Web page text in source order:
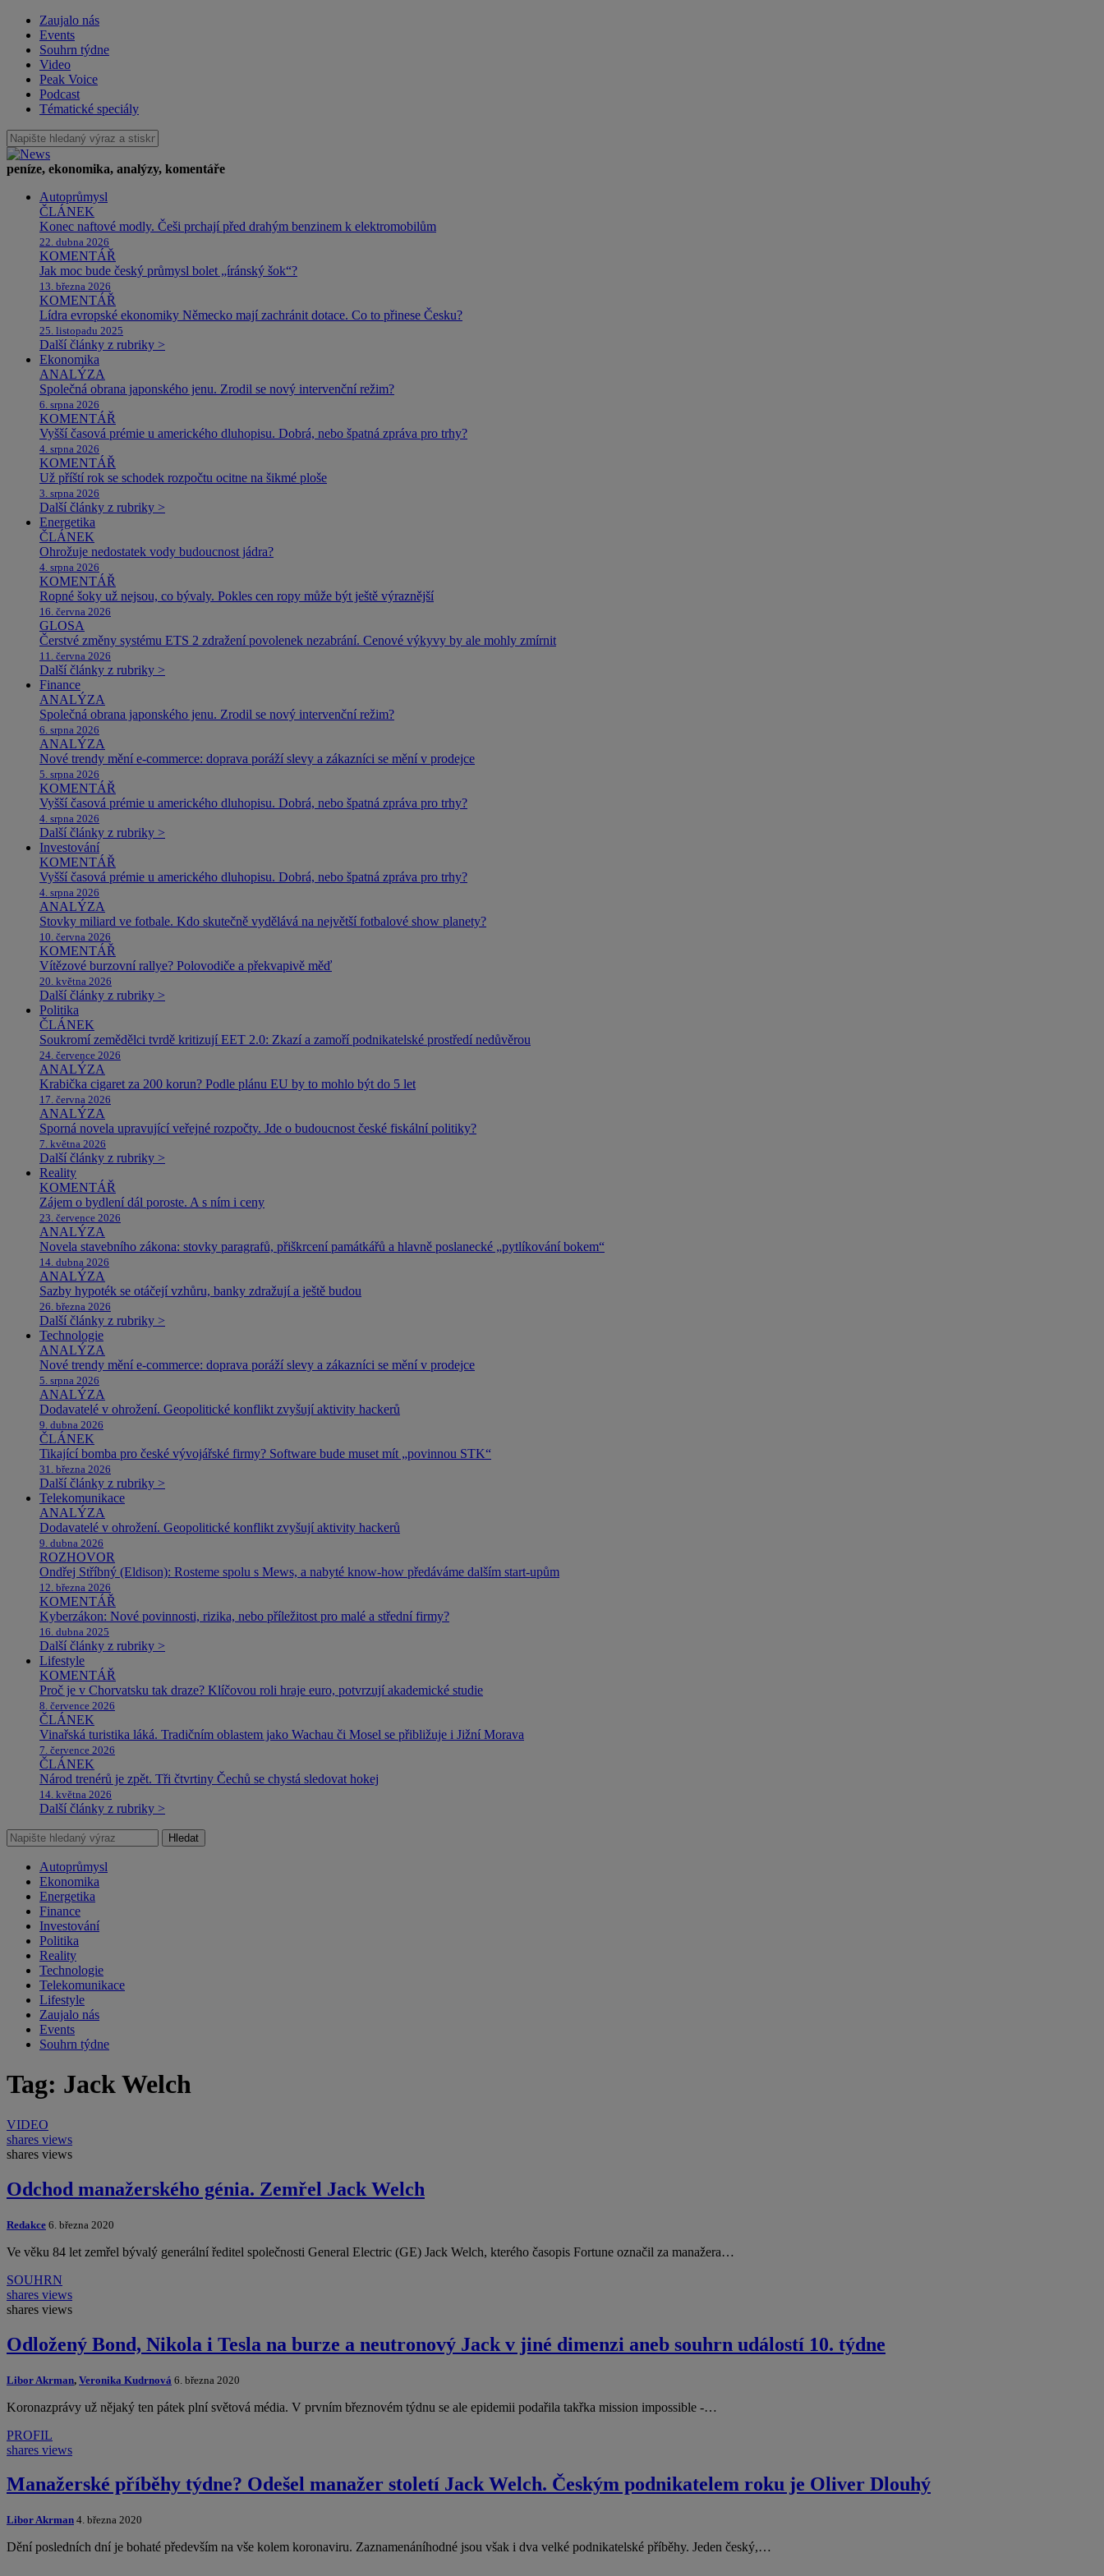
Zaujalo nás
Events
Souhrn týdne
Video
Peak Voice
Podcast
Tématické speciály
peníze, ekonomika, analýzy, komentáře
Autoprůmysl
ČLÁNEK
Konec naftové modly. Češi prchají před drahým benzinem k elektromobilům
22. dubna 2026
KOMENTÁŘ
Jak moc bude český průmysl bolet „íránský šok“?
13. března 2026
KOMENTÁŘ
Lídra evropské ekonomiky Německo mají zachránit dotace. Co to přinese Česku?
25. listopadu 2025
Další články z rubriky >
Ekonomika
ANALÝZA
Společná obrana japonského jenu. Zrodil se nový intervenční režim?
6. srpna 2026
KOMENTÁŘ
Vyšší časová prémie u amerického dluhopisu. Dobrá, nebo špatná zpráva pro trhy?
4. srpna 2026
KOMENTÁŘ
Už příští rok se schodek rozpočtu ocitne na šikmé ploše
3. srpna 2026
Další články z rubriky >
Energetika
ČLÁNEK
Ohrožuje nedostatek vody budoucnost jádra?
4. srpna 2026
KOMENTÁŘ
Ropné šoky už nejsou, co bývaly. Pokles cen ropy může být ještě výraznější
16. června 2026
GLOSA
Čerstvé změny systému ETS 2 zdražení povolenek nezabrání. Cenové výkyvy by ale mohly zmírnit
11. června 2026
Další články z rubriky >
Finance
ANALÝZA
Společná obrana japonského jenu. Zrodil se nový intervenční režim?
6. srpna 2026
ANALÝZA
Nové trendy mění e-commerce: doprava poráží slevy a zákazníci se mění v prodejce
5. srpna 2026
KOMENTÁŘ
Vyšší časová prémie u amerického dluhopisu. Dobrá, nebo špatná zpráva pro trhy?
4. srpna 2026
Další články z rubriky >
Investování
KOMENTÁŘ
Vyšší časová prémie u amerického dluhopisu. Dobrá, nebo špatná zpráva pro trhy?
4. srpna 2026
ANALÝZA
Stovky miliard ve fotbale. Kdo skutečně vydělává na největší fotbalové show planety?
10. června 2026
KOMENTÁŘ
Vítězové burzovní rallye? Polovodiče a překvapivě měď
20. května 2026
Další články z rubriky >
Politika
ČLÁNEK
Soukromí zemědělci tvrdě kritizují EET 2.0: Zkazí a zamoří podnikatelské prostředí nedůvěrou
24. července 2026
ANALÝZA
Krabička cigaret za 200 korun? Podle plánu EU by to mohlo být do 5 let
17. června 2026
ANALÝZA
Sporná novela upravující veřejné rozpočty. Jde o budoucnost české fiskální politiky?
7. května 2026
Další články z rubriky >
Reality
KOMENTÁŘ
Zájem o bydlení dál poroste. A s ním i ceny
23. července 2026
ANALÝZA
Novela stavebního zákona: stovky paragrafů, přiškrcení památkářů a hlavně poslanecké „pytlíkování bokem“
14. dubna 2026
ANALÝZA
Sazby hypoték se otáčejí vzhůru, banky zdražují a ještě budou
26. března 2026
Další články z rubriky >
Technologie
ANALÝZA
Nové trendy mění e-commerce: doprava poráží slevy a zákazníci se mění v prodejce
5. srpna 2026
ANALÝZA
Dodavatelé v ohrožení. Geopolitické konflikt zvyšují aktivity hackerů
9. dubna 2026
ČLÁNEK
Tikající bomba pro české vývojářské firmy? Software bude muset mít „povinnou STK“
31. března 2026
Další články z rubriky >
Telekomunikace
ANALÝZA
Dodavatelé v ohrožení. Geopolitické konflikt zvyšují aktivity hackerů
9. dubna 2026
ROZHOVOR
Ondřej Stříbný (Eldison): Rosteme spolu s Mews, a nabyté know-how předáváme dalším start-upům
12. března 2026
KOMENTÁŘ
Kyberzákon: Nové povinnosti, rizika, nebo příležitost pro malé a střední firmy?
16. dubna 2025
Další články z rubriky >
Lifestyle
KOMENTÁŘ
Proč je v Chorvatsku tak draze? Klíčovou roli hraje euro, potvrzují akademické studie
8. července 2026
ČLÁNEK
Vinařská turistika láká. Tradičním oblastem jako Wachau či Mosel se přibližuje i Jižní Morava
7. července 2026
ČLÁNEK
Národ trenérů je zpět. Tři čtvrtiny Čechů se chystá sledovat hokej
14. května 2026
Další články z rubriky >
Hledat
Autoprůmysl
Ekonomika
Energetika
Finance
Investování
Politika
Reality
Technologie
Telekomunikace
Lifestyle
Zaujalo nás
Events
Souhrn týdne
Tag: Jack Welch
VIDEO
shares views
shares views
Odchod manažerského génia. Zemřel Jack Welch
Redakce 6. března 2020
Ve věku 84 let zemřel bývalý generální ředitel společnosti General Electric (GE) Jack Welch, kterého časopis Fortune označil za manažera…
SOUHRN
shares views
shares views
Odložený Bond, Nikola i Tesla na burze a neutronový Jack v jiné dimenzi aneb souhrn událostí 10. týdne
Libor Akrman, Veronika Kudrnová 6. března 2020
Koronazprávy už nějaký ten pátek plní světová média. V prvním březnovém týdnu se ale epidemii podařila takřka mission impossible -…
PROFIL
shares views
Manažerské příběhy týdne? Odešel manažer století Jack Welch. Českým podnikatelem roku je Oliver Dlouhý
Libor Akrman 4. března 2020
Dění posledních dní je bohaté především na vše kolem koronaviru. Zaznamenáníhodné jsou však i dva velké podnikatelské příběhy. Jeden český,…